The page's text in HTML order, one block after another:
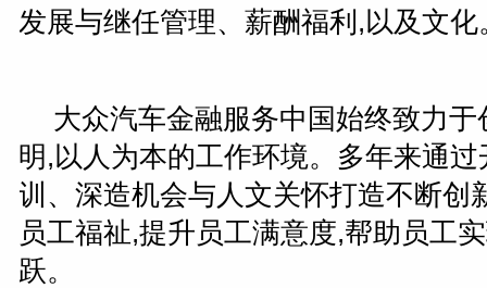
发展与继任管理、薪酬福利,以及文化
大众汽车金融服务中国始终致力
明,以人为本的工作环境。多年来通
训、深造机会与人文关怀打造不断创
员工福祉,提升员工满意度,帮助员工
跃。